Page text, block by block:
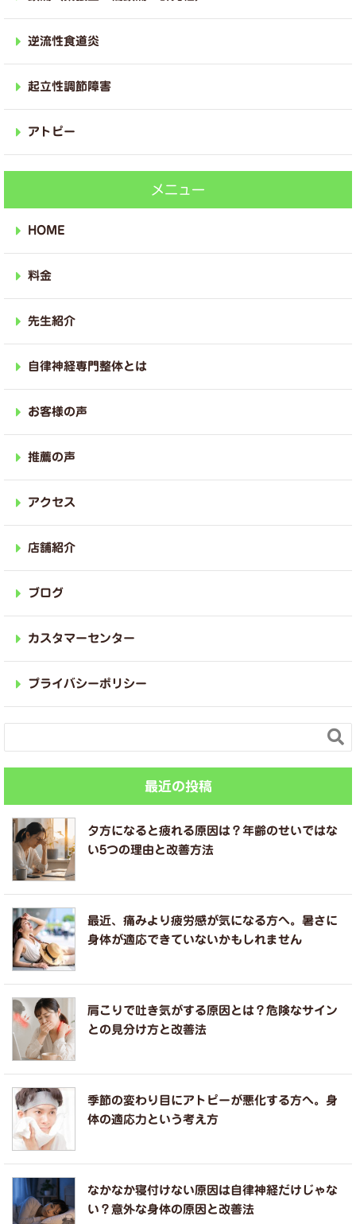
逆流性食道炎
起立性調節障害
アトピー
メニュー
HOME
料金
先生紹介
自律神経専門整体とは
お客様の声
推薦の声
アクセス
店舗紹介
ブログ
カスタマーセンター
プライバシーポリシー

最近の投稿
夕方になると疲れる原因は？年齢のせいではな
い5つの理由と改善方法
最近、痛みより疲労感が気になる方へ。暑さに
身体が適応できていないかもしれません
肩こりで吐き気がする原因とは？危険なサイン
との見分け方と改善法
季節の変わり目にアトピーが悪化する方へ。身
体の適応力という考え方
なかなか寝付けない原因は自律神経だけじゃな
い？意外な身体の原因と改善法